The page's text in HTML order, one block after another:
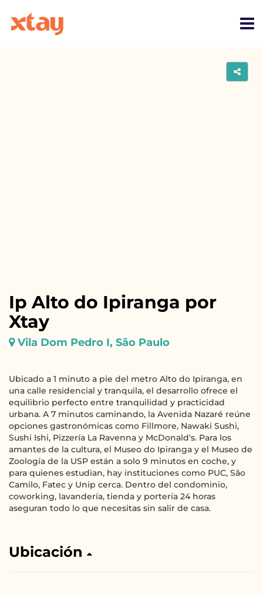
Ip Alto do Ipiranga por
Xtay
Vila Dom Pedro I, São Paulo
Ubicado a 1 minuto a pie del metro Alto do Ipiranga, en
una calle residencial y tranquila, el desarrollo ofrece el
equilibrio perfecto entre tranquilidad y practicidad
urbana. A 7 minutos caminando, la Avenida Nazaré reúne
opciones gastronómicas como Fillmore, Nawaki Sushi,
Sushi Ishi, Pizzería La Ravenna y McDonald's. Para los
amantes de la cultura, el Museo do Ipiranga y el Museo de
Zoología de la USP están a solo 9 minutos en coche, y
para quienes estudian, hay instituciones como PUC, São
Camilo, Fatec y Unip cerca. Dentro del condominio,
coworking, lavandería, tienda y portería 24 horas
aseguran todo lo que necesitas sin salir de casa.
Ubicación